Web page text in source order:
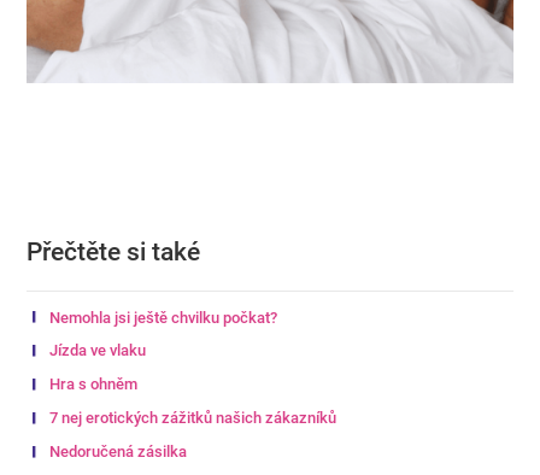
Přečtěte si také
Nemohla jsi ještě chvilku počkat?
Jízda ve vlaku
Hra s ohněm
7 nej erotických zážitků našich zákazníků
Nedoručená zásilka